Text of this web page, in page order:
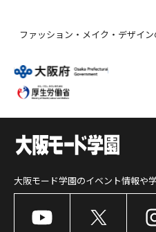
ファッション・メイク・デザイ
大阪モード学園のイベント情報や